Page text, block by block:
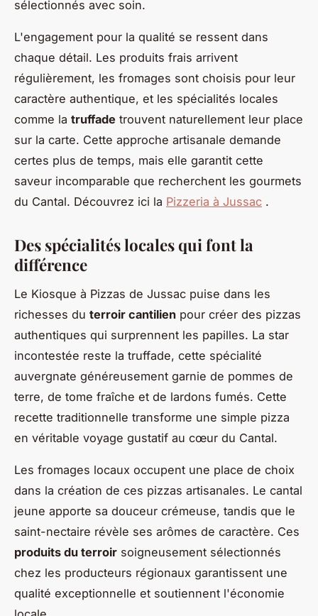
sélectionnés avec soin.
L'engagement pour la qualité se ressent dans
chaque détail. Les produits frais arrivent
régulièrement, les fromages sont choisis pour leur
caractère authentique, et les spécialités locales
comme la truffade trouvent naturellement leur place
sur la carte. Cette approche artisanale demande
certes plus de temps, mais elle garantit cette
saveur incomparable que recherchent les gourmets
du Cantal. Découvrez ici la Pizzeria à Jussac .
Des spécialités locales qui font la
différence
Le Kiosque à Pizzas de Jussac puise dans les
richesses du terroir cantilien pour créer des pizzas
authentiques qui surprennent les papilles. La star
incontestée reste la truffade, cette spécialité
auvergnate généreusement garnie de pommes de
terre, de tome fraîche et de lardons fumés. Cette
recette traditionnelle transforme une simple pizza
en véritable voyage gustatif au cœur du Cantal.
Les fromages locaux occupent une place de choix
dans la création de ces pizzas artisanales. Le cantal
jeune apporte sa douceur crémeuse, tandis que le
saint-nectaire révèle ses arômes de caractère. Ces
produits du terroir soigneusement sélectionnés
chez les producteurs régionaux garantissent une
qualité exceptionnelle et soutiennent l'économie